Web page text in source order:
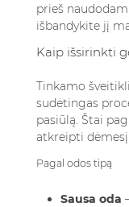
prieš
išbandykite jį
Kaip išsirinkti
Tinkamo
sudėtingas
pasiūlą. Štai
atkreipti
Pagal odos tipą
Sausa oda